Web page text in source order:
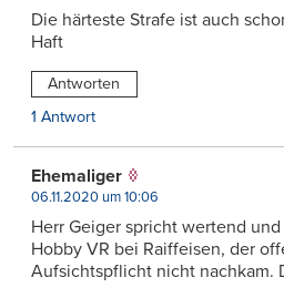
Die härteste Strafe ist auch
Haft
Antworten
1 Antwort
Ehemaliger
06.11.2020 um 10:06
Herr Geiger spricht wertend
Hobby VR bei Raiffeisen, der
Aufsichtspflicht nicht nachkam.